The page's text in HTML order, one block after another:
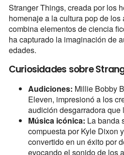
Stranger Things, creada por los
homenaje a la cultura pop de los
combina elementos de ciencia
ha capturado la imaginación de
edades.
Curiosidades sobre
Audiciones: Millie Bobby
Eleven, impresionó a los
audición desgarradora que
Música icónica: La banda
compuesta por Kyle Dixon
convertido en un éxito por
evocando el sonido de los